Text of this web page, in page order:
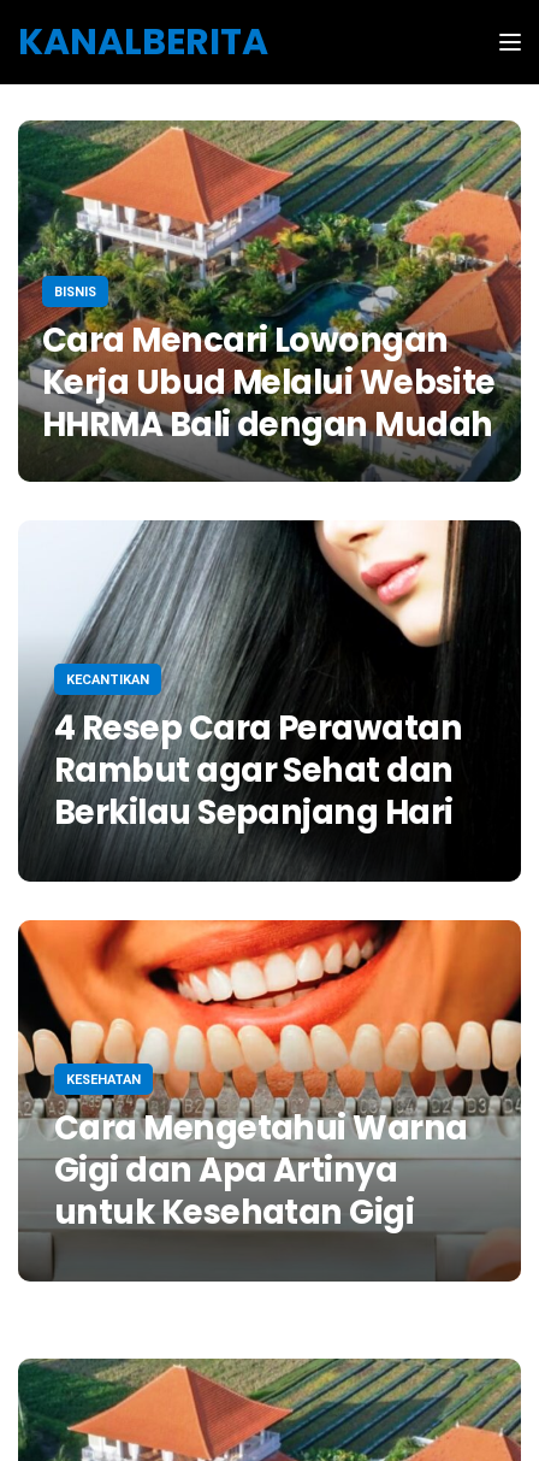
KANALBERITA
BISNIS
Cara Mencari Lowongan
Kerja Ubud Melalui Website
HHRMA Bali dengan Mudah
KECANTIKAN
4 Resep Cara Perawatan
Rambut agar Sehat dan
Berkilau Sepanjang Hari
KESEHATAN
Cara Mengetahui Warna
Gigi dan Apa Artinya
untuk Kesehatan Gigi